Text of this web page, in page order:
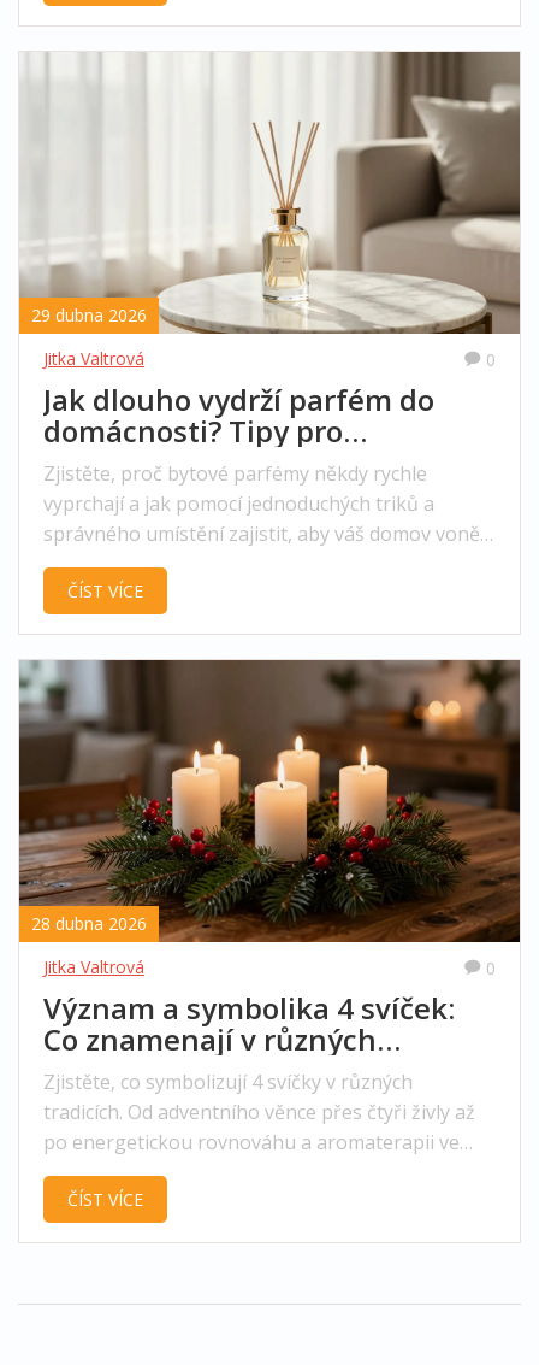
29 dubna 2026
Jitka Valtrová
0
Jak dlouho vydrží parfém do
domácnosti? Tipy pro
dlouhotrvající vůni
Zjistěte, proč bytové parfémy někdy rychle
vyprchají a jak pomocí jednoduchých triků a
správného umístění zajistit, aby váš domov voněl
dlouho a intenzivně.
ČÍST VÍCE
28 dubna 2026
Jitka Valtrová
0
Význam a symbolika 4 svíček:
Co znamenají v různých
tradicích
Zjistěte, co symbolizují 4 svíčky v různých
tradicích. Od adventního věnce přes čtyři živly až
po energetickou rovnováhu a aromaterapii ve
vašem domově.
ČÍST VÍCE